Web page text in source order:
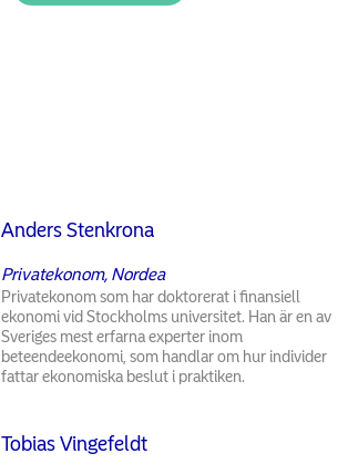
Anders Stenkrona
Privatekonom, Nordea
Privatekonom som har doktorerat i finansiell
ekonomi vid Stockholms universitet. Han är en av
Sveriges mest erfarna experter inom
beteendeekonomi, som handlar om hur individer
fattar ekonomiska beslut i praktiken.
Tobias Vingefeldt